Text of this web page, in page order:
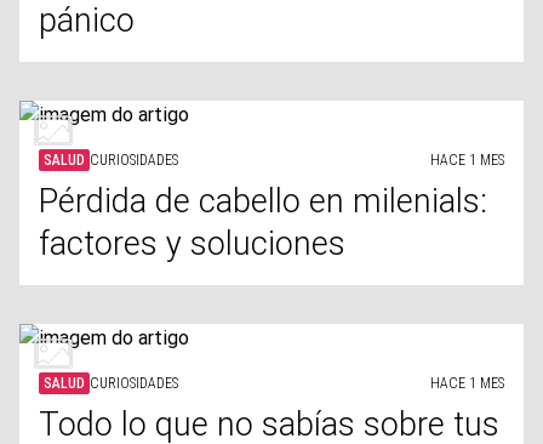
pánico
SALUD CURIOSIDADES HACE 1 MES
Pérdida de cabello en milenials:
factores y soluciones
SALUD CURIOSIDADES HACE 1 MES
Todo lo que no sabías sobre tus